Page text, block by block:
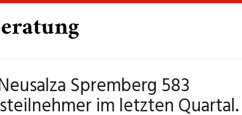
Spremberg 583
im letzten Quartal.